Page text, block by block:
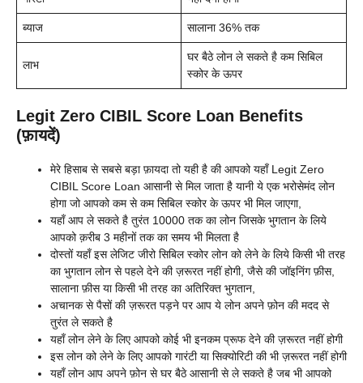
ब्याज सालाना 36% तक
लाभ
घर बैठे लोन ले सकते है कम सिबिल
स्कोर के ऊपर
Legit Zero CIBIL Score Loan Benefits
(फ़ायदें)
मेरे हिसाब से सबसे बड़ा फ़ायदा तो यही है की आपको यहाँ Legit Zero
CIBIL Score Loan आसानी से मिल जाता है यानी ये एक भरोसेमंद लोन
होगा जो आपको कम से कम सिबिल स्कोर के ऊपर भी मिल जाएगा,
यहाँ आप ले सकते है तुरंत 10000 तक का लोन जिसके भुगतान के लिये
आपको क़रीब 3 महीनों तक का समय भी मिलता है
दोस्तों यहाँ इस लेजिट जीरो सिबिल स्कोर लोन को लेने के लिये किसी भी तरह
का भुगतान लोन से पहले देने की ज़रूरत नहीं होगी, जैसे की जॉइनिंग फ़ीस,
सालाना फ़ीस या किसी भी तरह का अतिरिक्त भुगतान,
अचानक से पैसों की ज़रूरत पड़ने पर आप ये लोन अपने फ़ोन की मदद से
तुरंत ले सकते है
यहाँ लोन लेने के लिए आपको कोई भी इनकम प्रूफ देने की ज़रूरत नहीं होगी
इस लोन को लेने के लिए आपको गारंटी या सिक्योरिटी की भी ज़रूरत नहीं होगी
यहाँ लोन आप अपने फ़ोन से घर बैठे आसानी से ले सकते है जब भी आपको